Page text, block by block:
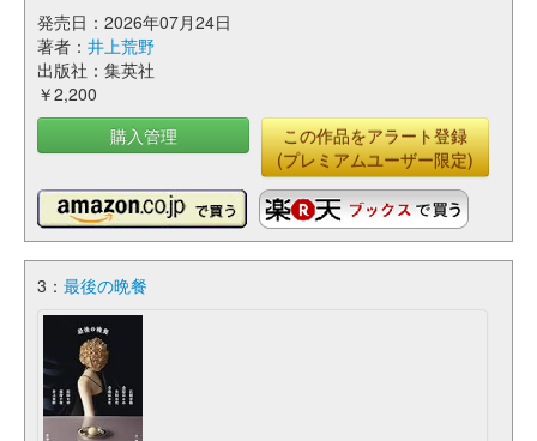
発売日：2026年07月24日
著者： 井上荒野
出版社：集英社
￥2,200
購入管理
この作品をアラート登録
(プレミアムユーザー限定)
3： 最後の晩餐